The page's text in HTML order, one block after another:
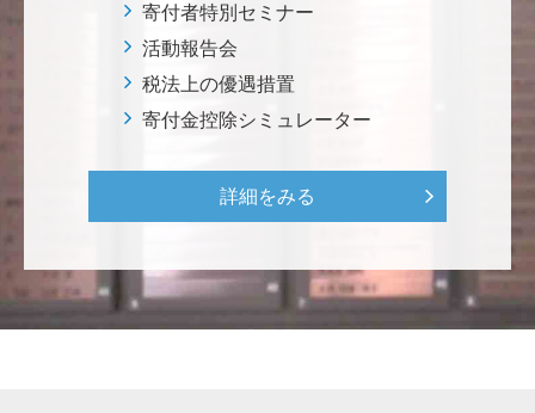
い。 後世、子供たちにも、３千年後も
美味しいお寿司、刺身、美味しい魚、美味しい日本
ち、孫たち、子々孫々へ <国際水産研究教育基金>
荒木 雅子
イタリアと日本が協力して頑張っている壮大な発掘調
寄付者特別セミナー
活動報告会
税法上の優遇措置
寄付金控除シミュレーター
詳細をみる